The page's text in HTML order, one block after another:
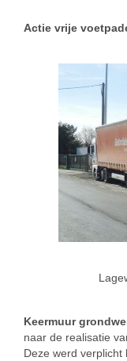
Actie vrije
Keermuur
naar de realisatie
Deze werd verplicht